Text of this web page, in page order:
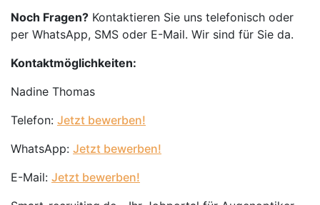
Noch Fragen? Kontaktieren Sie uns telefonisch oder
per WhatsApp, SMS oder E-Mail. Wir sind für Sie da.
Kontaktmöglichkeiten:
Nadine Thomas
Telefon: Jetzt bewerben!
WhatsApp: Jetzt bewerben!
E-Mail: Jetzt bewerben!